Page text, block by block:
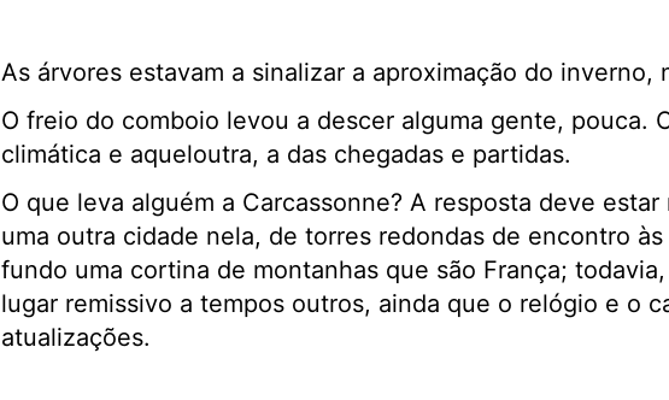
As árvores estavam a sinalizar a aproximação do inverno,
O freio do comboio levou a descer alguma gente, pouca.
climática e aqueloutra, a das chegadas e partidas.
O que leva alguém a Carcassonne? A resposta deve
uma outra cidade nela, de torres redondas de encontro
fundo uma cortina de montanhas que são França;
lugar remissivo a tempos outros, ainda que o relógio e o
atualizações.